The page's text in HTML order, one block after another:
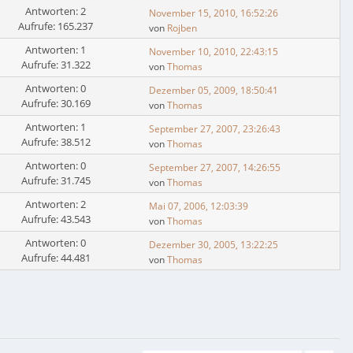
Antworten: 2
Aufrufe: 165.237
November 15, 2010, 16:52:26
von Rojben
Antworten: 1
Aufrufe: 31.322
November 10, 2010, 22:43:15
vonThomas
Antworten: 0
Aufrufe: 30.169
Dezember 05, 2009, 18:50:41
vonThomas
Antworten: 1
Aufrufe: 38.512
September 27, 2007, 23:26:43
vonThomas
Antworten: 0
Aufrufe: 31.745
September 27, 2007, 14:26:55
vonThomas
Antworten: 2
Aufrufe: 43.543
Mai 07, 2006, 12:03:39
vonThomas
Antworten: 0
Aufrufe: 44.481
Dezember 30, 2005, 13:22:25
vonThomas